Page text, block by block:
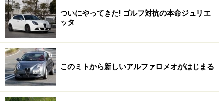
ついにやってきた! ゴルフ対抗の本命ジュリエ
ッタ
このミトから新しいアルファロメオがはじまる